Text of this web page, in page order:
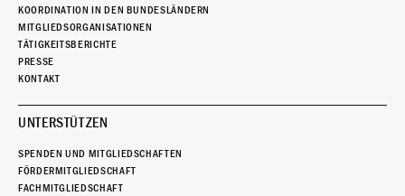
KOORDINATION IN DEN BUNDESLÄNDERN
MITGLIEDSORGANISATIONEN
TÄTIGKEITSBERICHTE
PRESSE
KONTAKT
UNTERSTÜTZEN
SPENDEN UND MITGLIEDSCHAFTEN
FÖRDERMITGLIEDSCHAFT
FACHMITGLIEDSCHAFT